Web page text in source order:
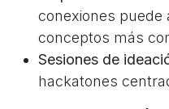
conexiones
conceptos más
Sesiones de
hackatones